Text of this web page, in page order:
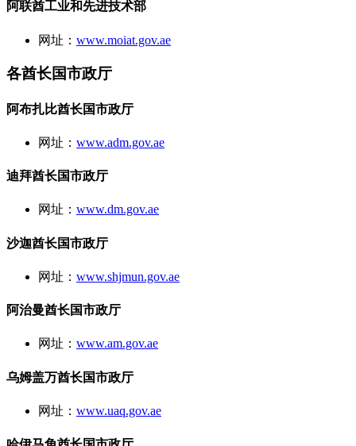
阿联酋工业和先进技术部
网址： www.moiat.gov.ae
各酋长国市政厅
阿布扎比酋长国市政厅
网址： www.adm.gov.ae
迪拜酋长国市政厅
网址： www.dm.gov.ae
沙迦酋长国市政厅
网址： www.shjmun.gov.ae
阿治曼酋长国市政厅
网址： www.am.gov.ae
乌姆盖万酋长国市政厅
网址： www.uaq.gov.ae